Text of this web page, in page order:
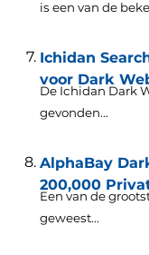
is een van de
Ichidan
voor Dark
De Ichidan Dark
gevonden...
AlphaBay
200,000
Een van de
geweest...